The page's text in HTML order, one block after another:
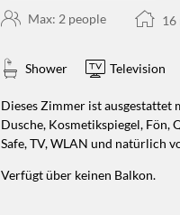
Max: 2 people 16
Shower Television
Dieses Zimmer ist
Dusche, Kosmetikspiegel, Fön,
Safe, TV, WLAN und natürlich
Verfügt über keinen Balkon.